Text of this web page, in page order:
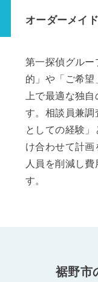
オーダーメイ
第一探偵グルー
的」や「ご希望
上で最適な独
す。相談員兼調
としての経験
け合わせて計
人員を削減し
す。
裾野市